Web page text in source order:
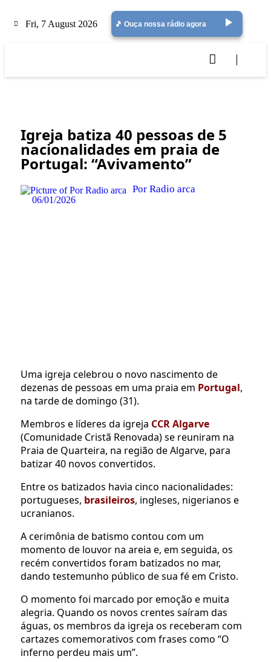
Fri, 7 August 2026 🎵 Ouça nossa rádio agora play_arrow
Igreja batiza 40 pessoas de 5
nacionalidades em praia de
Portugal: “Avivamento”
Por Radio arca
06/01/2026
Uma igreja celebrou o novo nascimento de
dezenas de pessoas em uma praia em Portugal,
na tarde de domingo (31).
Membros e líderes da igreja CCR Algarve
(Comunidade Cristã Renovada) se reuniram na
Praia de Quarteira, na região de Algarve, para
batizar 40 novos convertidos.
Entre os batizados havia cinco nacionalidades:
portugueses, brasileiros, ingleses, nigerianos e
ucranianos.
A cerimônia de batismo contou com um
momento de louvor na areia e, em seguida, os
recém convertidos foram batizados no mar,
dando testemunho público de sua fé em Cristo.
O momento foi marcado por emoção e muita
alegria. Quando os novos crentes saíram das
águas, os membros da igreja os receberam com
cartazes comemorativos com frases como “O
inferno perdeu mais um”.